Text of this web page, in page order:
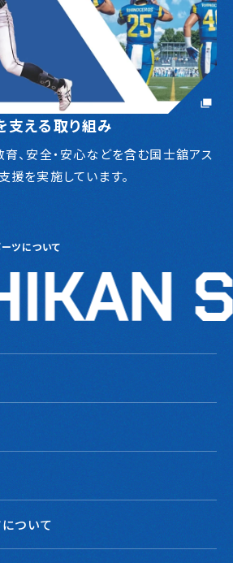
支える取り組み
育、安全・安心などを含む国士舘アス
援を実施しています。
ツについて
ついて